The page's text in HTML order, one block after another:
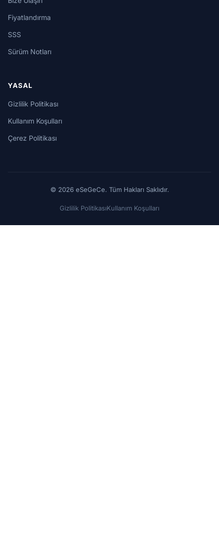
Fiyatlandırma
SSS
Sürüm Notları
YASAL
Gizlilik Politikası
Kullanım Koşulları
Çerez Politikası
© 2026 eSeGeCe. Tüm Hakları Saklıdır.
Gizlilik PolitikasıKullanım Koşulları